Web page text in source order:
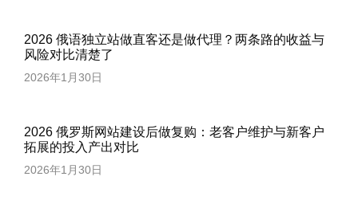
2026 俄语独立站做直客还是做代理？两条路的收益与
风险对比清楚了
2026年1月30日
2026 俄罗斯网站建设后做复购：老客户维护与新客户
拓展的投入产出对比
2026年1月30日